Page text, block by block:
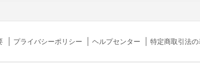
プライバシーポリシー ヘルプセンター 特定商取引法の